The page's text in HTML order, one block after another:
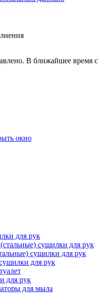
В ближайшее время с
окно
для рук
сушилки для рук
для рук
для рук
для мыла